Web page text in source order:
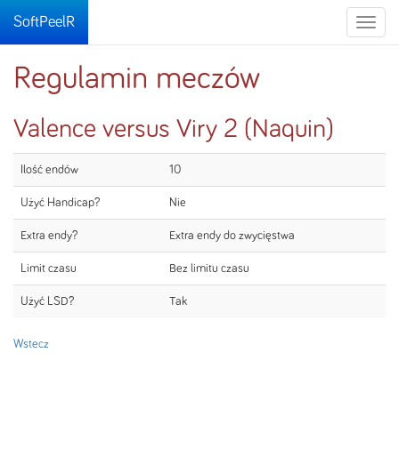
Toggle
SoftPeelR
Regulamin meczów
Valence versus Viry 2 (Naquin)
Ilość endów 10
Użyć Handicap? Nie
Extra endy? Extra endy do zwycięstwa
Limit czasu Bez limitu czasu
Użyć LSD? Tak
Wstecz